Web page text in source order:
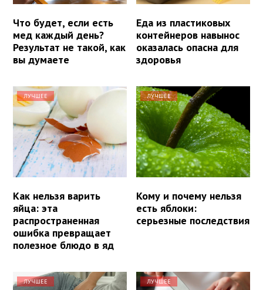
Что будет, если есть
мед каждый день?
Результат не такой, как
вы думаете
Еда из пластиковых
контейнеров навынос
оказалась опасна для
здоровья
ЛУЧШЕЕ
Как нельзя варить
яйца: эта
распространенная
ошибка превращает
полезное блюдо в яд
ЛУЧШЕЕ
Кому и почему нельзя
есть яблоки:
серьезные последствия
ЛУЧШЕЕ ЛУЧШЕЕ